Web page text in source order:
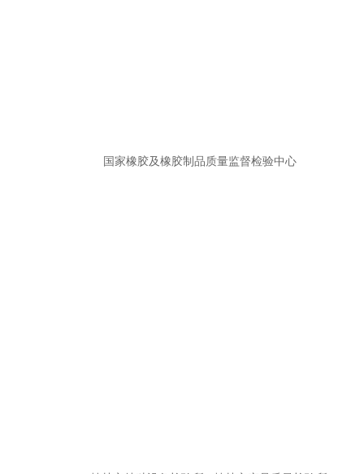
国家橡胶及橡胶制品质量监督检验中心